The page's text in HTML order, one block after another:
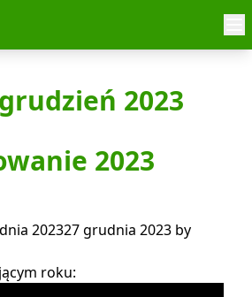
grudzień 2023
2023
202327 grudnia 2023 by
roku: